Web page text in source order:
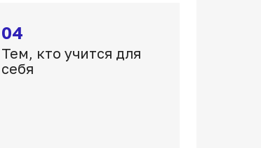
04
Тем, кто учится для
себя